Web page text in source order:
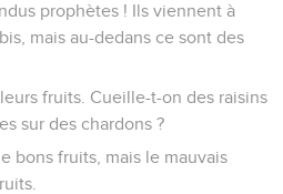
prophètes ! Ils viennent à
mais au-dedans ce sont des
fruits. Cueille-t-on des raisins
sur des chardons ?
bons fruits, mais le mauvais